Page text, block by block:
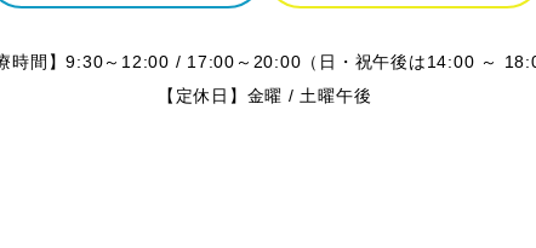
療時間】9:30～12:00 / 17:00～20:00 （日・祝午後は14:00 ～
【定休日】金曜 / 土曜午後